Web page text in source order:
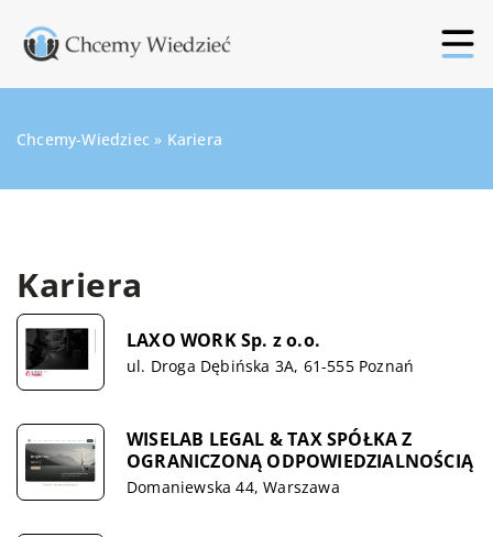
Chcemy-Wiedziec » Kariera
Kariera
LAXO WORK Sp. z o.o.
ul. Droga Dębińska 3A, 61-555 Poznań
WISELAB LEGAL & TAX SPÓŁKA Z
OGRANICZONĄ ODPOWIEDZIALNOŚCIĄ
Domaniewska 44, Warszawa